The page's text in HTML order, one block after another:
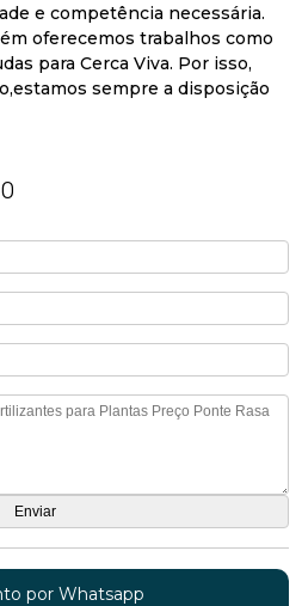
e competência necessária.
oferecemos trabalhos como
para Cerca Viva. Por isso,
sempre a disposição
por Whatsapp